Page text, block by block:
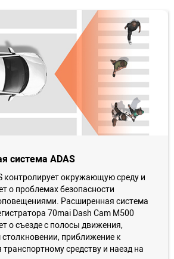
система ADAS
контролирует окружающую среду и
о проблемах безопасности
Расширенная система
70mai Dash Cam M500
о съезде с полосы движения,
приближение к
средству и наезд на